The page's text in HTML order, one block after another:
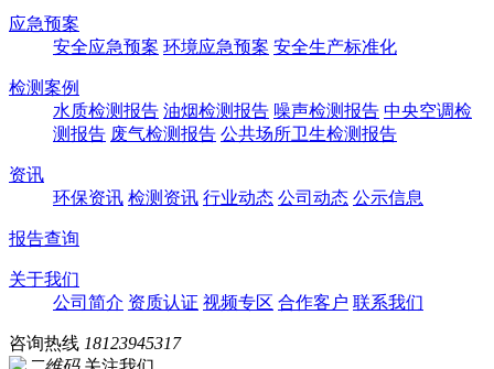
应急预案
安全应急预案 环境应急预案 安全生产标准化
检测案例
水质检测报告 油烟检测报告 噪声检测报告 中央空调检
测报告 废气检测报告 公共场所卫生检测报告
资讯
环保资讯 检测资讯 行业动态 公司动态 公示信息
报告查询
关于我们
公司简介 资质认证 视频专区 合作客户 联系我们
咨询热线 18123945317